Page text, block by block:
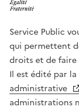
Service Public
qui permettent
droits et de faire
Il est édité par la
administrative
administrations